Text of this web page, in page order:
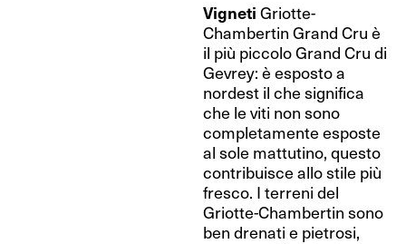
Vigneti Griotte-
Chambertin Grand Cru è
il più piccolo Grand Cru di
Gevrey: è esposto a
nordest il che significa
che le viti non sono
completamente esposte
al sole mattutino, questo
contribuisce allo stile più
fresco. I terreni del
Griotte-Chambertin sono
ben drenati e pietrosi,